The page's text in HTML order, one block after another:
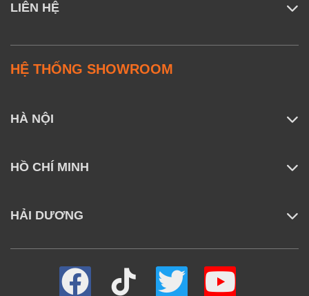
LIÊN HỆ
HỆ THỐNG SHOWROOM
HÀ NỘI
HỒ CHÍ MINH
HẢI DƯƠNG